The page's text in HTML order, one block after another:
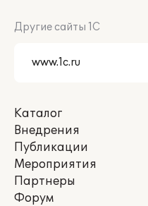
Другие сайты 1С
Каталог
Внедрения
Публикации
Мероприятия
Партнеры
Форум